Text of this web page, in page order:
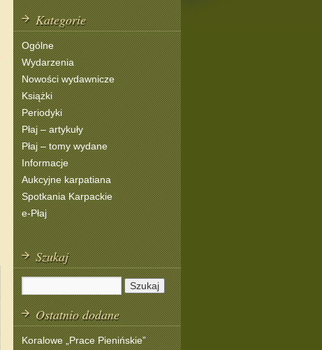
Kategorie
Ogólne
Wydarzenia
Nowości wydawnicze
Książki
Periodyki
Płaj – artykuły
Płaj – tomy wydane
Informacje
Aukcyjne karpatiana
Spotkania Karpackie
e-Płaj
Szukaj
Ostatnio dodane
Koralowe „Prace Pienińskie”